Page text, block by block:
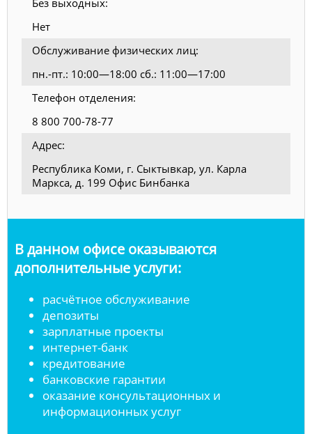
Нет
Обслуживание физических лиц:
пн.-пт.: 10:00—18:00 сб.: 11:00—17:00
Телефон отделения:
8 800 700-78-77
Адрес:
Республика Коми, г. Сыктывкар, ул. Карла
Маркса, д. 199 Офис Бинбанка
В данном офисе оказываются
дополнительные услуги:
расчётное обслуживание
депозиты
зарплатные проекты
интернет-банк
кредитование
банковские гарантии
оказание консультационных и
информационных услуг